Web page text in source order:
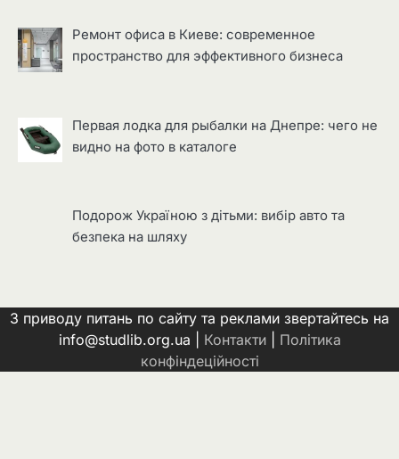
Ремонт офиса в Киеве: современное
пространство для эффективного бизнеса
Первая лодка для рыбалки на Днепре: чего не
видно на фото в каталоге
Подорож Україною з дітьми: вибір авто та
безпека на шляху
З приводу питань по сайту та реклами звертайтесь на
info@studlib.org.ua | Контакти| Політика
конфіндеційності